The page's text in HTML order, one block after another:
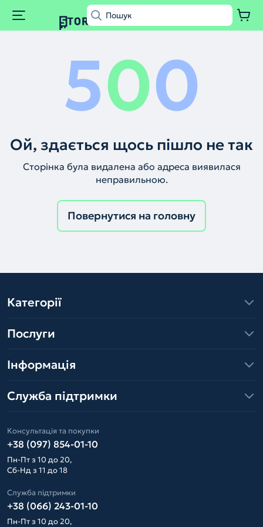
500
Ой, здається щось пішло не так
Сторінка була видалена або адреса виявилася
неправильною.
Повернутися на головну
Категорії
Послуги
Інформація
Служба підтримки
Консультація та покупки
+38 (097) 854-01-10
Пн-Пт з 10 до 20,
Сб-Нд з 11 до 18
Служба підтримки
+38 (066) 243-01-10
Пн-Пт з 10 до 20,